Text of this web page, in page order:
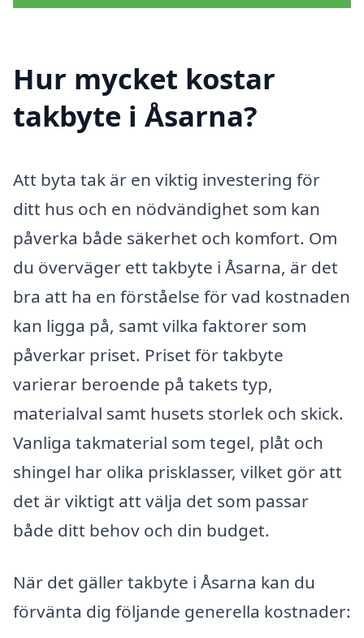
Hur mycket kostar
takbyte i Åsarna?
Att byta tak är en viktig investering för
ditt hus och en nödvändighet som kan
påverka både säkerhet och komfort. Om
du överväger ett takbyte i Åsarna, är det
bra att ha en förståelse för vad kostnaden
kan ligga på, samt vilka faktorer som
påverkar priset. Priset för takbyte
varierar beroende på takets typ,
materialval samt husets storlek och skick.
Vanliga takmaterial som tegel, plåt och
shingel har olika prisklasser, vilket gör att
det är viktigt att välja det som passar
både ditt behov och din budget.
När det gäller takbyte i Åsarna kan du
förvänta dig följande generella kostnader: